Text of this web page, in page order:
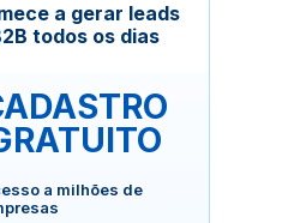
a gerar leads
todos os dias
a milhões de